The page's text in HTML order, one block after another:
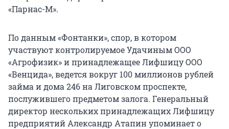
«Парнас-М».
По данным «Фонтанки», спор, в котором
участвуют контролируемое Удачиным ООО
«Агрофизик» и принадлежащее Лифшицу ООО
«Венцида», ведется вокруг 100 миллионов рублей
займа и дома 246 на Лиговском проспекте,
послужившего предметом залога. Генеральный
директор нескольких принадлежащих Лифшицу
предприятий Александр Атапин упоминает о